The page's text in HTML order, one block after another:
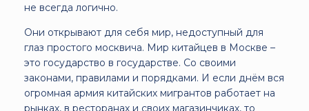
не всегда логично.
Они открывают для себя мир, недоступный для
глаз простого москвича. Мир китайцев в Москве –
это государство в государстве. Со своими
законами, правилами и порядками. И если днём вся
огромная армия китайских мигрантов работает на
рынках, в ресторанах и своих магазинчиках, то